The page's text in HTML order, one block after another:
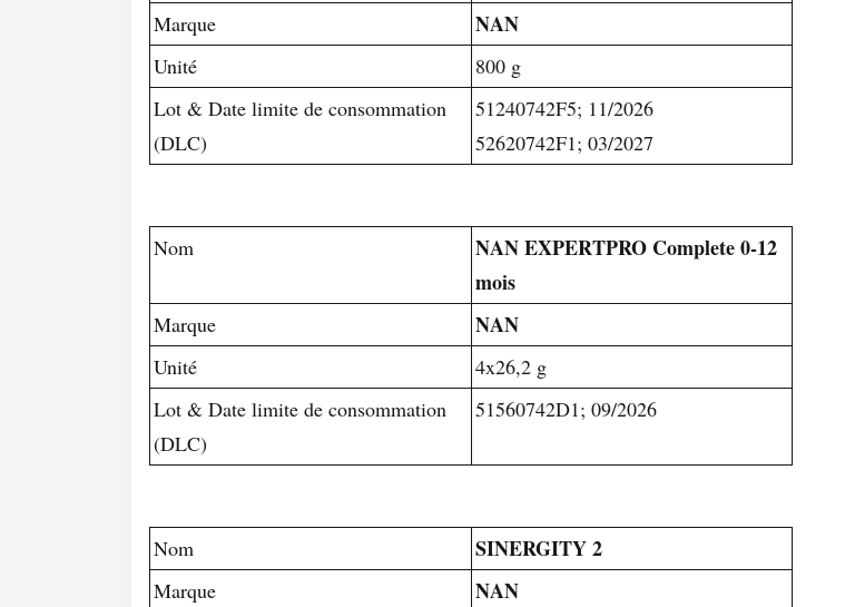
Marque NAN
Unité
800 g
Lot & Date limite de consommation
(DLC)
51240742F5; 11/2026
52620742F1; 03/2027
Nom
NAN EXPERTPRO Complete 0-12
mois
Marque NAN
Unité
4x26,2 g
Lot & Date limite de consommation
(DLC)
51560742D1; 09/2026
Nom SINERGITY 2
Marque NAN